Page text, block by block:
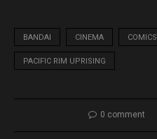
BANDAI CINEMA COMICS
PACIFIC RIM UPRISING
0 comment